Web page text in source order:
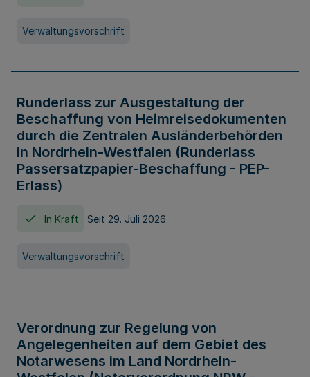
Verwaltungsvorschrift
Runderlass zur Ausgestaltung der
Beschaffung von Heimreisedokumenten
durch die Zentralen Ausländerbehörden
in Nordrhein-Westfalen (Runderlass
Passersatzpapier-Beschaffung - PEP-
Erlass)
In Kraft Seit 29. Juli 2026
Verwaltungsvorschrift
Verordnung zur Regelung von
Angelegenheiten auf dem Gebiet des
Notarwesens im Land Nordrhein-